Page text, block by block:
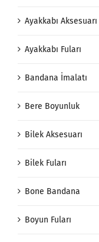
Ayakkabı Aksesuarı
Ayakkabı Fuları
Bandana İmalatı
Bere Boyunluk
Bilek Aksesuarı
Bilek Fuları
Bone Bandana
Boyun Fuları